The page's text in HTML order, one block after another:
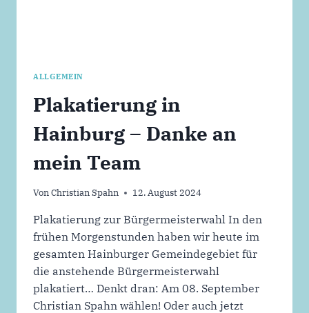
ALLGEMEIN
Plakatierung in
Hainburg – Danke an
mein Team
VonChristian Spahn 12. August 2024
Plakatierung zur Bürgermeisterwahl In den
frühen Morgenstunden haben wir heute im
gesamten Hainburger Gemeindegebiet für
die anstehende Bürgermeisterwahl
plakatiert… Denkt dran: Am 08. September
Christian Spahn wählen! Oder auch jetzt